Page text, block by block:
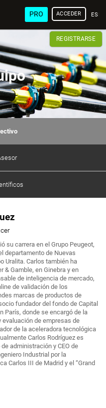
PRO ACCEDER
REGISTRARSE
su carrera en el Grupo Peugeot,
departamento de Nuevas
Uralita. Carlos también ha
& Gamble, en Ginebra y en
de inteligencia de mercado,
de validación de los
marcas de productos de
fundador del fondo de Capital
París, donde se encargó de la
evaluación de empresas de
de la aceleradora tecnológica
Carlos Rodríguez es
administración y CEO de
Industrial por la
Carlos III de Madrid y el “Grand